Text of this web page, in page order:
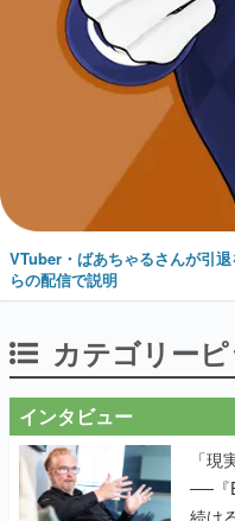
VTuber・ばあちゃるさんが引
らの配信で説明
カテゴリー
インタビュー
「現
──『